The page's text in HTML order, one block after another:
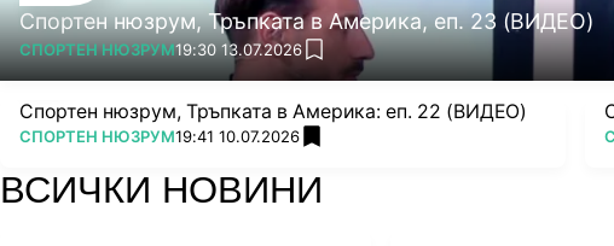
Спортен нюзрум, Тръпката в Америка, еп. 23 (ВИДЕО)
ПОВЕЧЕ ОТ
СПОРТЕН НЮЗРУМ19:30 13.07.2026 add favorites
Спортен нюзрум, Тръпката в Америка: еп. 22 (ВИДЕО)
ПОВЕЧЕ ОТ
СПОРТЕН НЮЗРУМ19:41 10.07.2026 add favorites
ВСИЧКИ НОВИНИ